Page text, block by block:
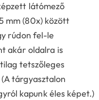
látómező
mm (80x) között
rúdon fel-le
akár oldalra is
tetszőleges
tárgyasztalon
kapunk éles képet.)